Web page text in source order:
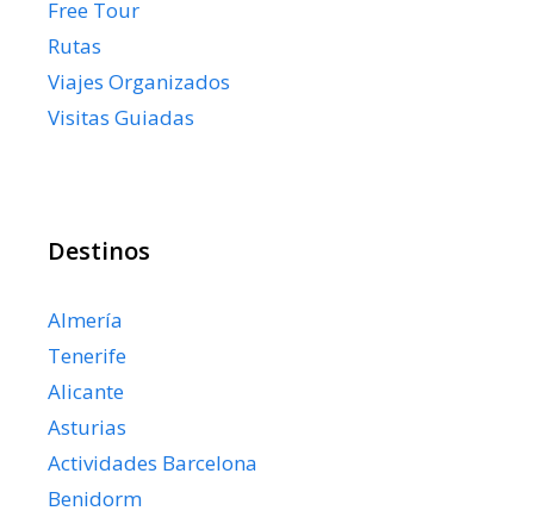
Free Tour
Rutas
Viajes Organizados
Visitas Guiadas
Destinos
Almería
Tenerife
Alicante
Asturias
Actividades Barcelona
Benidorm